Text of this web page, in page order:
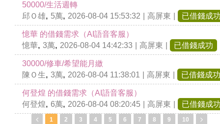
50000/生活週轉
邱Ｏ雄, 5萬, 2026-08-04 15:53:32 高屏東 已借錢成
憶華 的借錢需求（AI語音客服）
憶華, 3萬, 2026-08-04 14:42:33 高屏東 已借錢成功
30000/修車/希望能月繳
陳Ｏ生, 3萬, 2026-08-04 11:38:01 高屏東 已借錢成功
何登煌 的借錢需求（AI語音客服）
何登煌, 6萬, 2026-08-04 08:20:45 高屏東 已借錢成
1 2 3 4 5 6 7 8 9 10